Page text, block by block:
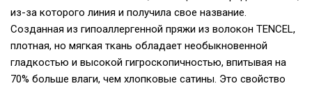
из-за которого линия и получила свое название.
Созданная из гипоаллергенной пряжи из волокон TENCEL,
плотная, но мягкая ткань обладает необыкновенной
гладкостью и высокой гигроскопичностью, впитывая на
70% больше влаги, чем хлопковые сатины. Это свойство